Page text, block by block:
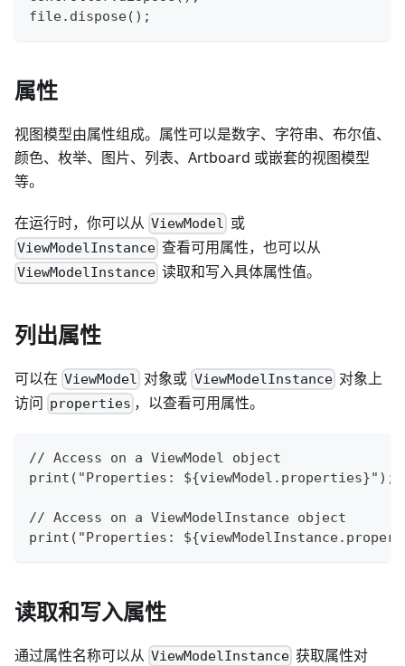
file.dispose();
属性
视图模型由属性组成。属性可以是数字、字符串、布尔值、
颜色、枚举、图片、列表、Artboard 或嵌套的视图模型
等。
在运行时，你可以从 ViewModel 或
ViewModelInstance 查看可用属性，也可以从
ViewModelInstance 读取和写入具体属性值。
列出属性
可以在 ViewModel 对象或 ViewModelInstance对象上
访问 properties ，以查看可用属性。
// Access on a ViewModel object
print("Properties: ${viewModel.properties}");
// Access on a ViewModelInstance object
print("Properties:
读取和写入属性
通过属性名称可以从 ViewModelInstance 获取属性对